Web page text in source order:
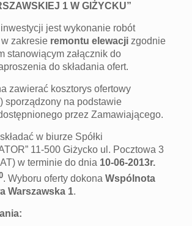
1 W GIŻYCKU”
jest wykonanie robót
zakresie remontu elewacji zgodnie
stanowiącym załącznik do
do składania ofert.
zawierać kosztorys ofertowy
sporządzony na podstawie
przez Zamawiającego.
w biurze Spółki
11-500 Giżycko ul. Pocztowa 3
w terminie do dnia 10-06-2013r.
. Wyboru oferty dokonaWspólnota
Warszawska 1.